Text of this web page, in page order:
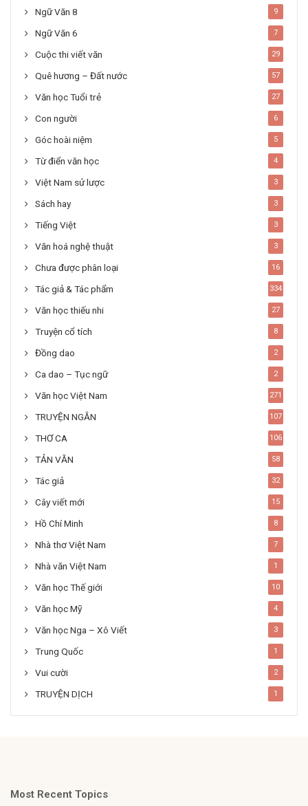
Ngữ Văn 8 9
Ngữ Văn 6 7
Cuộc thi viết văn 29
Quê hương – Đất nước 57
Văn học Tuổi trẻ 27
Con người 6
Góc hoài niệm 5
Từ điển văn học 4
Việt Nam sử lược 3
Sách hay 3
Tiếng Việt 3
Văn hoá nghệ thuật 3
Chưa được phân loại 16
Tác giả & Tác phẩm 334
Văn học thiếu nhi 27
Truyện cổ tích 8
Đồng dao 2
Ca dao – Tục ngữ 2
Văn học Việt Nam 271
TRUYỆN NGẮN 107
THƠ CA 106
TẢN VĂN 58
Tác giả 32
Cây viết mới 15
Hồ Chí Minh 8
Nhà thơ Việt Nam 7
Nhà văn Việt Nam 1
Văn học Thế giới 10
Văn học Mỹ 4
Văn học Nga – Xô Viết 3
Trung Quốc 1
Vui cười 2
TRUYỆN DỊCH 1
Most Recent Topics